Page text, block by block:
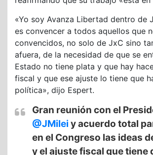
«Yo soy Avanza Libertad dentro de
es convencer a todos aquellos que
convencidos, no solo de JxC sino
afuera, de la necesidad de que se
Estado no tiene plata y que hay
fiscal y que ese ajuste lo tiene que
política», dijo Espert.
Gran reunión con el
@JMilei y acuerdo total
en el Congreso las ideas
y el ajuste fiscal que tiene